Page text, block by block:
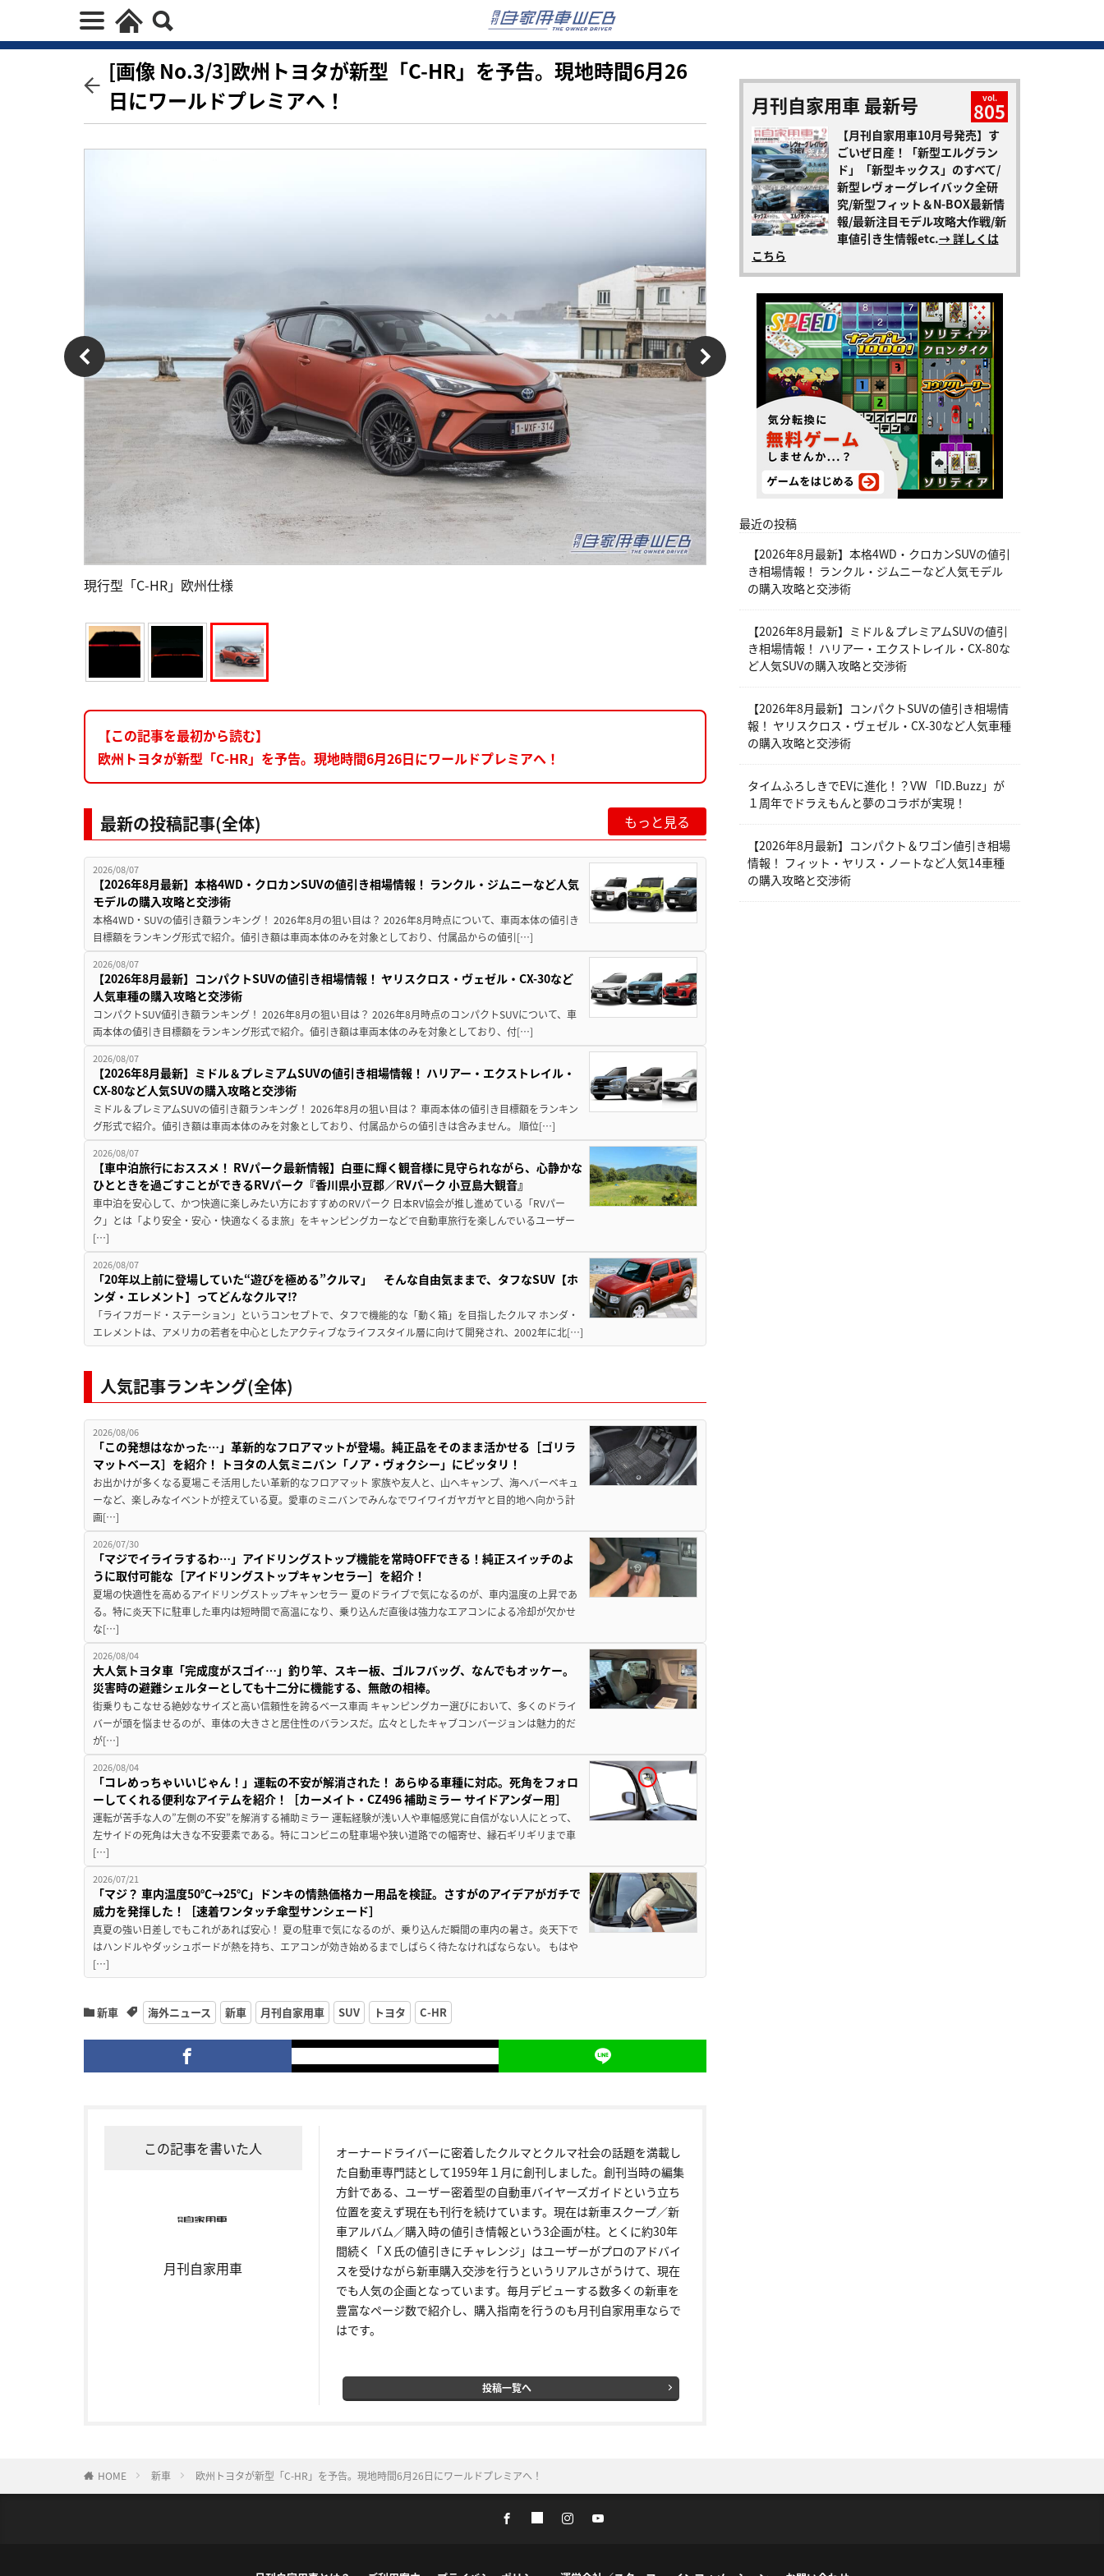
[画像 No.3/3]欧州トヨタが新型「C-HR」を予告。現地時間6月26
日にワールドプレミアへ！
現行型「C-HR」欧州仕様
【この記事を最初から読む】
欧州トヨタが新型「C-HR」を予告。現地時間6月26日にワールドプレミアへ！
最新の投稿記事(全体) もっと見る
2026/08/07
【2026年8月最新】本格4WD・クロカンSUVの値引き相場情報！ ランクル・ジムニーなど人気
モデルの購入攻略と交渉術
本格4WD・SUVの値引き額ランキング！ 2026年8月の狙い目は？ 2026年8月時点について、車両本体の値引き
目標額をランキング形式で紹介。値引き額は車両本体のみを対象としており、付属品からの値引[…]
2026/08/07
【2026年8月最新】コンパクトSUVの値引き相場情報！ ヤリスクロス・ヴェゼル・CX-30など
人気車種の購入攻略と交渉術
コンパクトSUV値引き額ランキング！ 2026年8月の狙い目は？ 2026年8月時点のコンパクトSUVについて、車
両本体の値引き目標額をランキング形式で紹介。値引き額は車両本体のみを対象としており、付[…]
2026/08/07
【2026年8月最新】ミドル＆プレミアムSUVの値引き相場情報！ ハリアー・エクストレイル・
CX-80など人気SUVの購入攻略と交渉術
ミドル＆プレミアムSUVの値引き額ランキング！ 2026年8月の狙い目は？ 車両本体の値引き目標額をランキン
グ形式で紹介。値引き額は車両本体のみを対象としており、付属品からの値引きは含みません。 順位[…]
2026/08/07
【車中泊旅行におススメ！ RVパーク最新情報】白亜に輝く観音様に見守られながら、心静かな
ひとときを過ごすことができるRVパーク『香川県小豆郡／RVパーク 小豆島大観音』
車中泊を安心して、かつ快適に楽しみたい方におすすめのRVパーク 日本RV協会が推し進めている「RVパー
ク」とは「より安全・安心・快適なくるま旅」をキャンピングカーなどで自動車旅行を楽しんでいるユーザー
[…]
2026/08/07
「20年以上前に登場していた“遊びを極める”クルマ」 そんな自由気ままで、タフなSUV【ホ
ンダ・エレメント】ってどんなクルマ⁉︎
「ライフガード・ステーション」というコンセプトで、タフで機能的な「動く箱」を目指したクルマ ホンダ・
エレメントは、アメリカの若者を中心としたアクティブなライフスタイル層に向けて開発され、2002年に北[…]
人気記事ランキング(全体)
2026/08/06
「この発想はなかった…」革新的なフロアマットが登場。純正品をそのまま活かせる［ゴリラ
マットベース］を紹介！ トヨタの人気ミニバン「ノア・ヴォクシー」にピッタリ！
お出かけが多くなる夏場こそ活用したい革新的なフロアマット 家族や友人と、山へキャンプ、海へバーベキュ
ーなど、楽しみなイベントが控えている夏。愛車のミニバンでみんなでワイワイガヤガヤと目的地へ向かう計
画[…]
2026/07/30
「マジでイライラするわ…」アイドリングストップ機能を常時OFFできる！純正スイッチのよ
うに取付可能な［アイドリングストップキャンセラー］を紹介！
夏場の快適性を高めるアイドリングストップキャンセラー 夏のドライブで気になるのが、車内温度の上昇であ
る。特に炎天下に駐車した車内は短時間で高温になり、乗り込んだ直後は強力なエアコンによる冷却が欠かせ
な[…]
2026/08/04
大人気トヨタ車「完成度がスゴイ…」釣り竿、スキー板、ゴルフバッグ、なんでもオッケー。
災害時の避難シェルターとしても十二分に機能する、無敵の相棒。
街乗りもこなせる絶妙なサイズと高い信頼性を誇るベース車両 キャンピングカー選びにおいて、多くのドライ
バーが頭を悩ませるのが、車体の大きさと居住性のバランスだ。広々としたキャブコンバージョンは魅力的だ
が[…]
2026/08/04
「コレめっちゃいいじゃん！」運転の不安が解消された！ あらゆる車種に対応。死角をフォロ
ーしてくれる便利なアイテムを紹介！［カーメイト・CZ496 補助ミラー サイドアンダー用］
運転が苦手な人の”左側の不安”を解消する補助ミラー 運転経験が浅い人や車幅感覚に自信がない人にとって、
左サイドの死角は大きな不安要素である。特にコンビニの駐車場や狭い道路での幅寄せ、縁石ギリギリまで車
[…]
2026/07/21
「マジ？ 車内温度50℃→25℃」ドンキの情熱価格カー用品を検証。さすがのアイデアがガチで
威力を発揮した！［速着ワンタッチ傘型サンシェード］
真夏の強い日差しでもこれがあれば安心！ 夏の駐車で気になるのが、乗り込んだ瞬間の車内の暑さ。炎天下で
はハンドルやダッシュボードが熱を持ち、エアコンが効き始めるまでしばらく待たなければならない。 もはや
[…]
新車 海外ニュース 新車 月刊自家用車 SUV トヨタ C-HR
この記事を書いた人
月刊自家用車
オーナードライバーに密着したクルマとクルマ社会の話題を満載し
た自動車専門誌として1959年１月に創刊しました。創刊当時の編集
方針である、ユーザー密着型の自動車バイヤーズガイドという立ち
位置を変えず現在も刊行を続けています。現在は新車スクープ／新
車アルバム／購入時の値引き情報という3企画が柱。とくに約30年
間続く「Ｘ氏の値引きにチャレンジ」はユーザーがプロのアドバイ
スを受けながら新車購入交渉を行うというリアルさがうけて、現在
でも人気の企画となっています。毎月デビューする数多くの新車を
豊富なページ数で紹介し、購入指南を行うのも月刊自家用車ならで
はです。
投稿一覧へ
月刊自家用車 最新号 vol.
805
【月刊自家用車10月号発売】す
ごいぜ日産！「新型エルグラン
ド」「新型キックス」のすべて/
新型レヴォーグレイバック全研
究/新型フィット＆N-BOX最新情
報/最新注目モデル攻略大作戦/新
車値引き生情報etc.→ 詳しくは
こちら
最近の投稿
【2026年8月最新】本格4WD・クロカンSUVの値引
き相場情報！ ランクル・ジムニーなど人気モデル
の購入攻略と交渉術
【2026年8月最新】ミドル＆プレミアムSUVの値引
き相場情報！ ハリアー・エクストレイル・CX-80な
ど人気SUVの購入攻略と交渉術
【2026年8月最新】コンパクトSUVの値引き相場情
報！ ヤリスクロス・ヴェゼル・CX-30など人気車種
の購入攻略と交渉術
タイムふろしきでEVに進化！？VW 「ID.Buzz」が
１周年でドラえもんと夢のコラボが実現！
【2026年8月最新】コンパクト＆ワゴン値引き相場
情報！ フィット・ヤリス・ノートなど人気14車種
の購入攻略と交渉術
HOME 新車 欧州トヨタが新型「C-HR」を予告。現地時間6月26日にワールドプレミアへ！